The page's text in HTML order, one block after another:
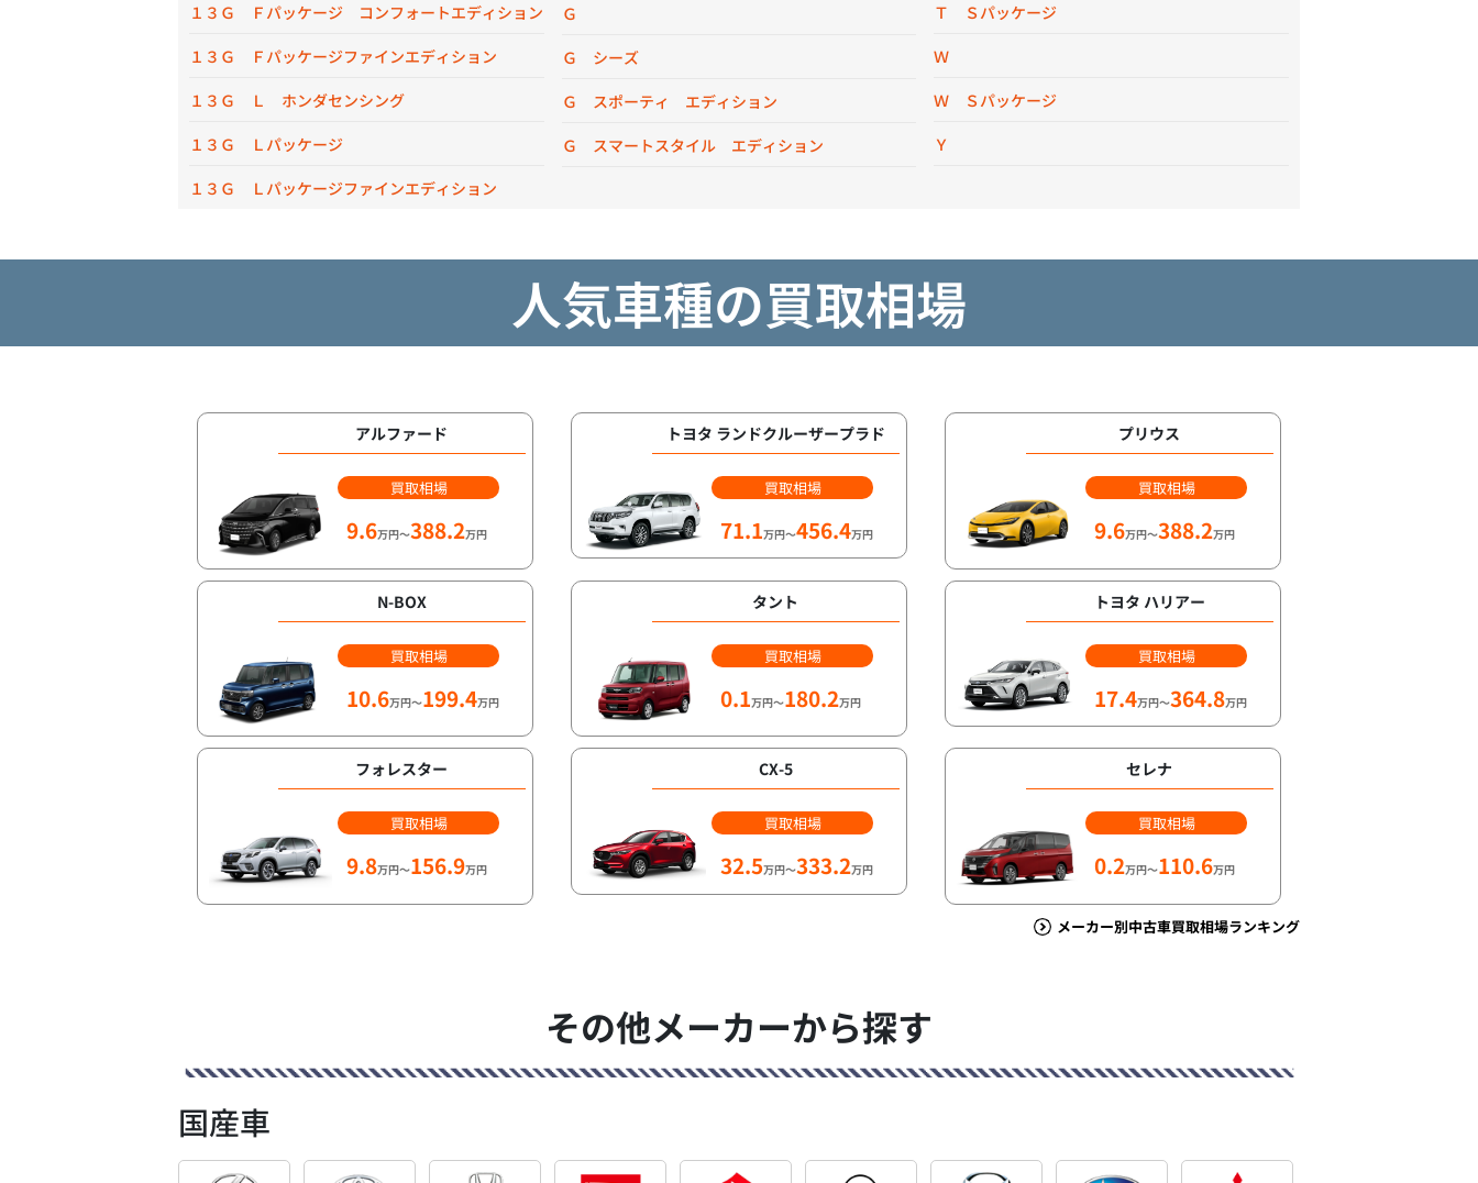
１３Ｇ Ｆパッケージ コンフォートエディション
１３Ｇ Ｆパッケージファインエディション
１３Ｇ Ｌ ホンダセンシング
１３Ｇ Ｌパッケージ
１３Ｇ Ｌパッケージファインエディション
Ｇ
Ｇ シーズ
Ｇ スポーティ エディション
Ｇ スマートスタイル エディション
Ｔ Ｓパッケージ
Ｗ
Ｗ Ｓパッケージ
Ｙ
人気車種の買取相場
アルファード
買取相場
9.6万円～388.2万円
トヨタ ランドクルーザープラド
買取相場
71.1万円～456.4万円
プリウス
買取相場
9.6万円～388.2万円
N-BOX
買取相場
10.6万円～199.4万円
タント
買取相場
0.1万円～180.2万円
トヨタ ハリアー
買取相場
17.4万円～364.8万円
フォレスター
買取相場
9.8万円～156.9万円
CX-5
買取相場
32.5万円～333.2万円
セレナ
買取相場
0.2万円～110.6万円
メーカー別中古車買取相場ランキング
その他メーカーから探す
国産車